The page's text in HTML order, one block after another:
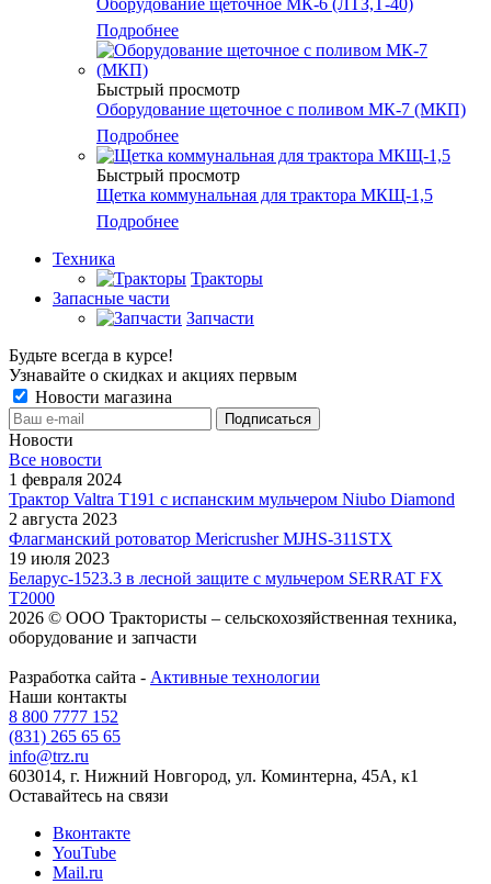
Оборудование щеточное МК-6 (ЛТЗ,Т-40)
Подробнее
Быстрый просмотр
Оборудование щеточное с поливом МК-7 (МКП)
Подробнее
Быстрый просмотр
Щетка коммунальная для трактора МКЩ-1,5
Подробнее
Техника
Тракторы
Запасные части
Запчасти
Будьте всегда в курсе!
Узнавайте о скидках и акциях первым
Новости магазина
Новости
Все новости
1 февраля 2024
Трактор Valtra T191 с испанским мульчером Niubo Diamond
2 августа 2023
Флагманский ротоватор Mericrusher MJHS-311STX
19 июля 2023
Беларус-1523.3 в лесной защите с мульчером SERRAT FX
T2000
2026 © ООО Трактористы – cельскохозяйственная техника,
оборудование и запчасти
Разработка сайта - Активные технологии
Наши контакты
8 800 7777 152
(831) 265 65 65
info@trz.ru
603014, г. Нижний Новгород, ул. Коминтерна, 45А, к1
Оставайтесь на связи
Вконтакте
YouTube
Mail.ru